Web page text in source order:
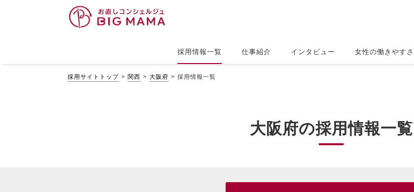
採用情報一覧 仕事紹介 インタビュー 女性の働きやすさ
採用サイトトップ 関西 大阪府 採用情報一覧
大阪府の採用情報一覧